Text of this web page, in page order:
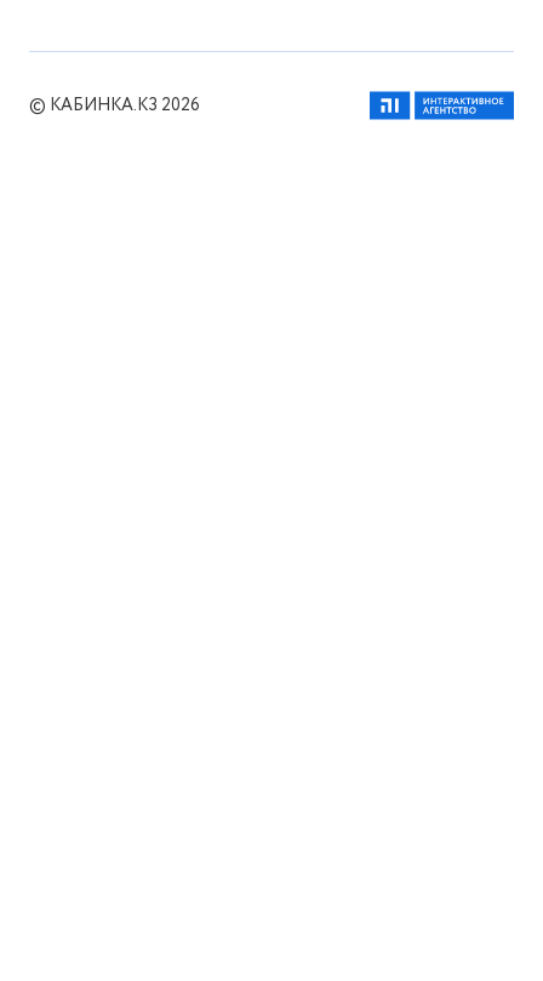
© КАБИНКА.КЗ 2026